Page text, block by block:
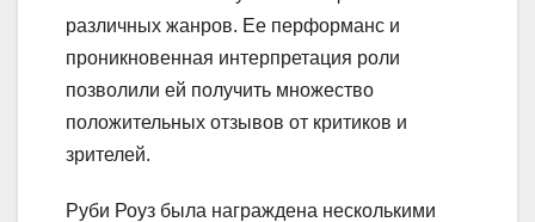
различных жанров. Ее перформанс и
проникновенная интерпретация роли
позволили ей получить множество
положительных отзывов от критиков и
зрителей.
Руби Роуз была награждена несколькими